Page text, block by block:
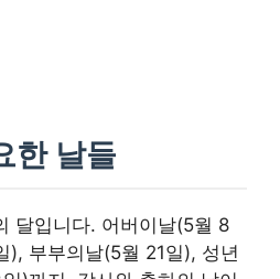
한 날들
달입니다. 어버이날(5월 8
), 부부의날(5월 21일), 성년